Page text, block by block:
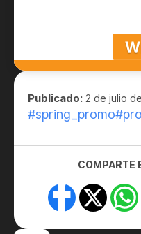
Publicado: 2 de julio
#spring_promo
COMPARTE